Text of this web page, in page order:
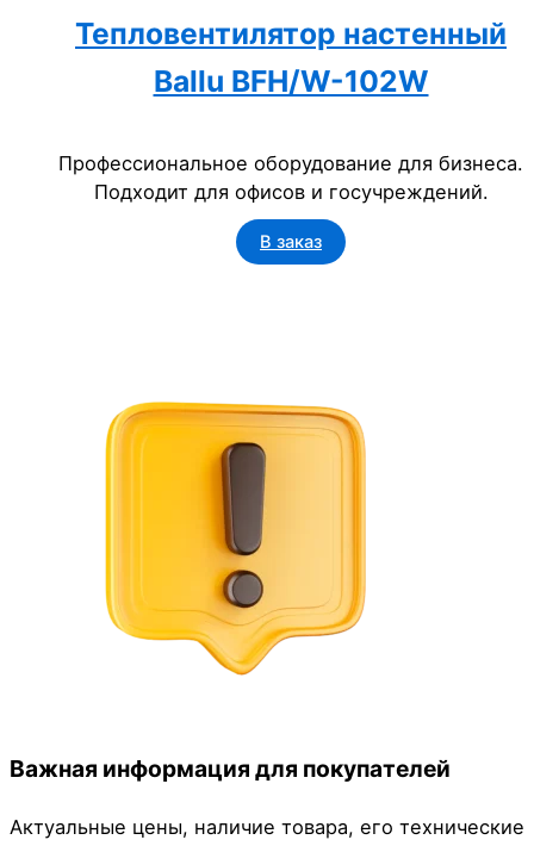
Тепловентилятор настенный
Ballu BFH/W-102W
Профессиональное оборудование для бизнеса.
Подходит для офисов и госучреждений.
В заказ
Важная информация для покупателей
Актуальные цены, наличие товара, его технические